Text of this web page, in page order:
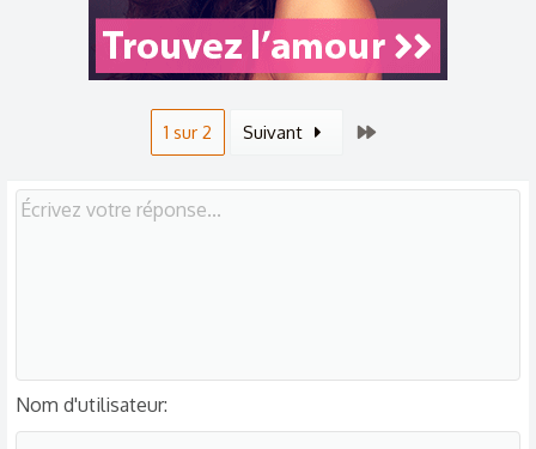
1 sur 2 Suivant
Nom d'utilisateur